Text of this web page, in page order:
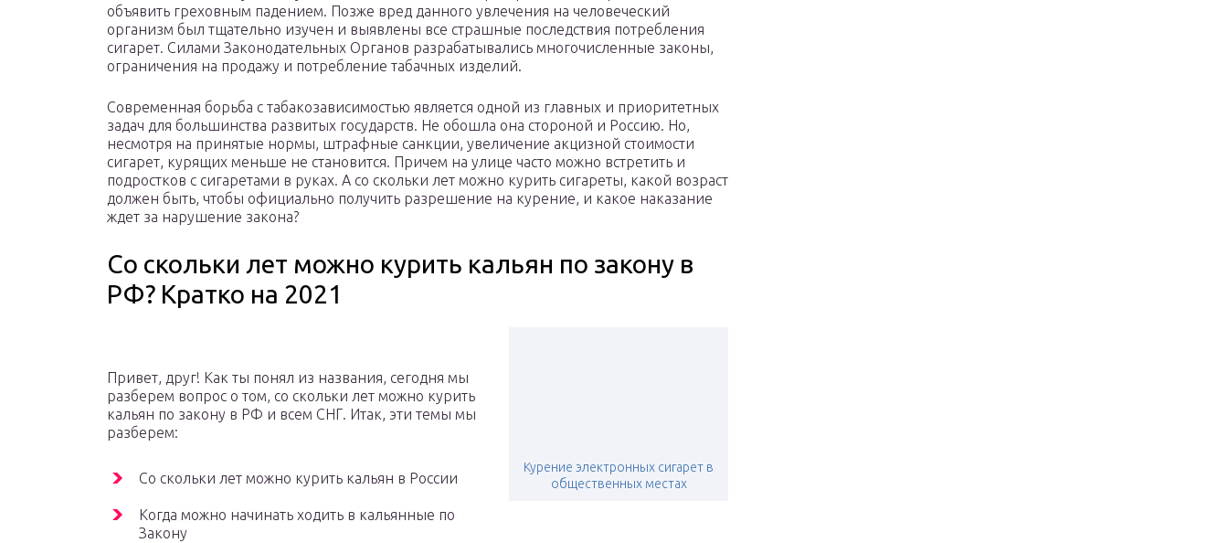
объявить греховным падением. Позже вред данного увлечения на человеческий
организм был тщательно изучен и выявлены все страшные последствия потребления
сигарет. Силами Законодательных Органов разрабатывались многочисленные законы,
ограничения на продажу и потребление табачных изделий.
Современная борьба с табакозависимостью является одной из главных и приоритетных
задач для большинства развитых государств. Не обошла она стороной и Россию. Но,
несмотря на принятые нормы, штрафные санкции, увеличение акцизной стоимости
сигарет, курящих меньше не становится. Причем на улице часто можно встретить и
подростков с сигаретами в руках. А со скольки лет можно курить сигареты, какой возраст
должен быть, чтобы официально получить разрешение на курение, и какое наказание
ждет за нарушение закона?
Со скольки лет можно курить кальян по закону в
РФ? Кратко на 2021
Курение электронных сигарет в
общественных местах
Привет, друг! Как ты понял из названия, сегодня мы
разберем вопрос о том, со скольки лет можно курить
кальян по закону в РФ и всем СНГ. Итак, эти темы мы
разберем:
Со скольки лет можно курить кальян в России
Когда можно начинать ходить в кальянные по
Закону